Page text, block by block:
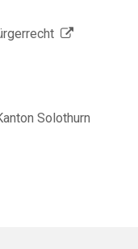
Solothurn